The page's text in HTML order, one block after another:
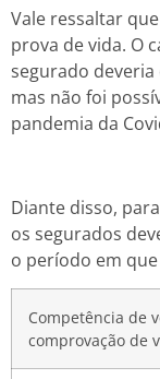
Vale ressaltar
prova de vida. O
segurado
mas não foi
pandemia da
Diante disso,
os segurados
o período em
Competência de
comprovação de